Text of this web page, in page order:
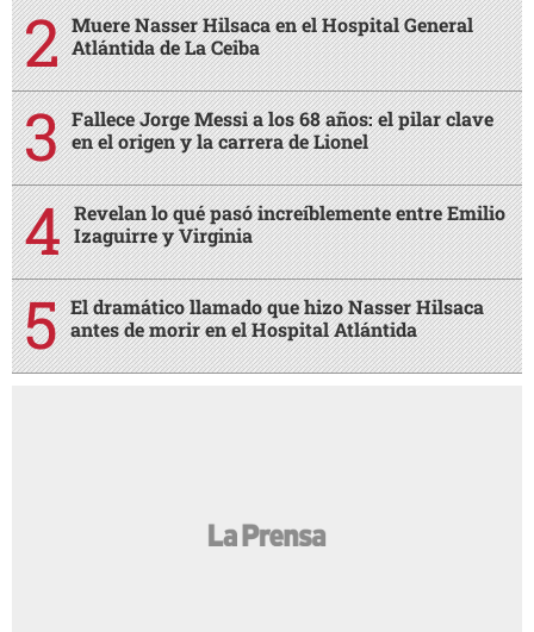
Muere Nasser Hilsaca en el Hospital General
Atlántida de La Ceiba
Fallece Jorge Messi a los 68 años: el pilar clave
en el origen y la carrera de Lionel
Revelan lo qué pasó increíblemente entre Emilio
Izaguirre y Virginia
El dramático llamado que hizo Nasser Hilsaca
antes de morir en el Hospital Atlántida